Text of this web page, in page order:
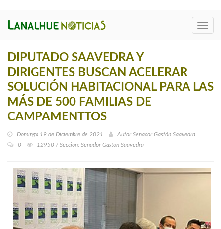
DIPUTADO SAAVEDRA Y
DIRIGENTES BUSCAN ACELERAR
SOLUCIÓN HABITACIONAL PARA LAS
MÁS DE 500 FAMILIAS DE
CAMPAMENTTOS
Domingo 19 de Diciembre de 2021 Autor Senador Gastón Saavedra
0
12950 / Seccion: Senador Gastón Saavedra